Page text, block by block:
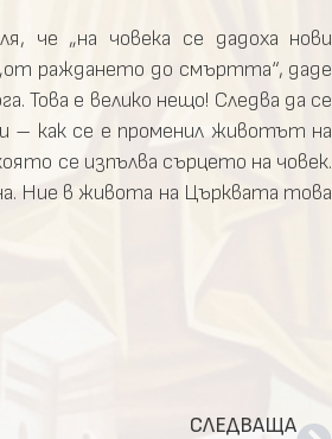
че „на човека се дадоха нови
раждането до смъртта“, даде
е велико нещо! Следва да се
– как се е променил животът на
се изпълва сърцето на човек.
Ние в живота на Църквата това
СЛЕДВАЩА